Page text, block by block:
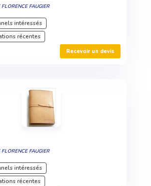
FAUGIER
intéressés
récentes
Recevoir un devis
FAUGIER
intéressés
récentes